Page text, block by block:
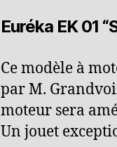
Euréka EK 01
Ce modèle à
par M.
moteur sera
Un jouet